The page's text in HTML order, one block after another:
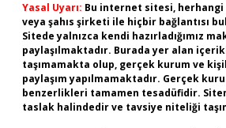
Yasal Uyarı: Bu internet sitesi,
veya şahıs şirketi ile hiçbir bağlantısı
Sitede yalnızca kendi hazırladığımız
paylaşılmaktadır. Burada yer alan
taşımamakta olup, gerçek kurum ve
paylaşım yapılmamaktadır. Gerçek
benzerlikleri tamamen tesadüfidir.
taslak halindedir ve tavsiye niteliği